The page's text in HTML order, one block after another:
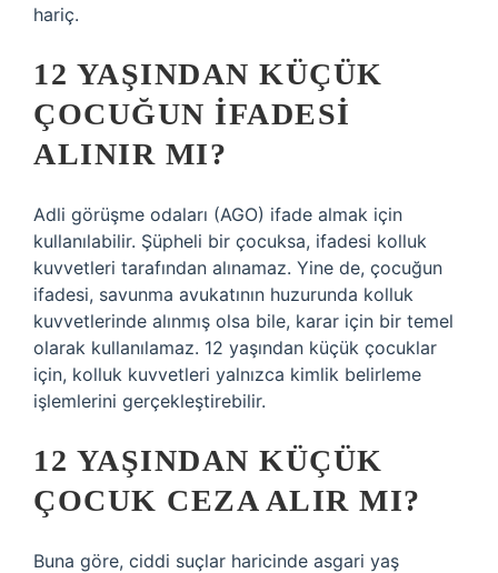
hariç.
12 YAŞINDAN KÜÇÜK
ÇOCUĞUN IFADESI
ALINIR MI?
Adli görüşme odaları (AGO) ifade almak için
kullanılabilir. Şüpheli bir çocuksa, ifadesi kolluk
kuvvetleri tarafından alınamaz. Yine de, çocuğun
ifadesi, savunma avukatının huzurunda kolluk
kuvvetlerinde alınmış olsa bile, karar için bir temel
olarak kullanılamaz. 12 yaşından küçük çocuklar
için, kolluk kuvvetleri yalnızca kimlik belirleme
işlemlerini gerçekleştirebilir.
12 YAŞINDAN KÜÇÜK
ÇOCUK CEZA ALIR MI?
Buna göre, ciddi suçlar haricinde asgari yaş